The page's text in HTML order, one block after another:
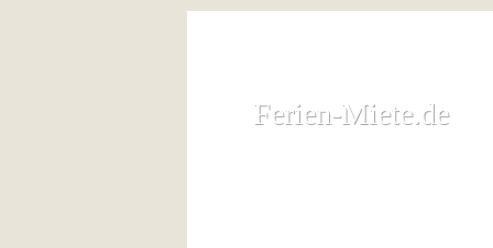
Ferien-Miete.de
Ferien-Miete.de